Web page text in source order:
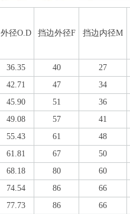
外径O.D 挡边外径F 挡边内径M
36.35 40 27
42.71 47 34
45.90 51 36
49.08 57 41
55.43 61 48
61.81 67 50
68.18 80 60
74.54 86 66
77.73 86 66